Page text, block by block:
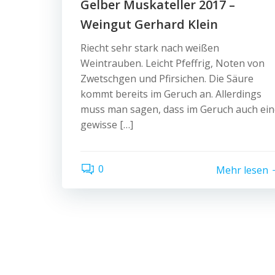
Gelber Muskateller 2017 –
Weingut Gerhard Klein
Riecht sehr stark nach weißen
Weintrauben. Leicht Pfeffrig, Noten von
Zwetschgen und Pfirsichen. Die Säure
kommt bereits im Geruch an. Allerdings
muss man sagen, dass im Geruch auch
gewisse […]
0 Mehr lesen